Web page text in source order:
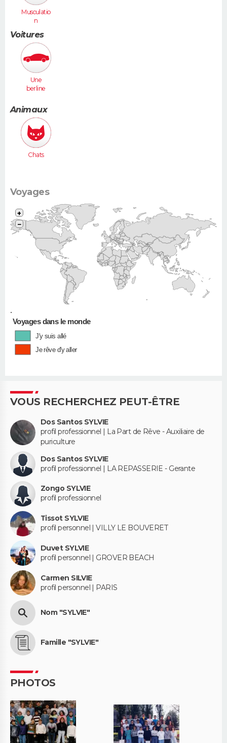
Musculatio
n
Voitures
Une
berline
Animaux
Chats
Voyages
•
+
−
Voyages dans le monde
J'y suis allé
Je rêve d'y aller
VOUS RECHERCHEZ PEUT-ÊTRE
Dos Santos SYLVIE
profil professionnel | La Part de Rêve - Auxiliaire de
puriculture
Dos Santos SYLVIE
profil professionnel | LA REPASSERIE - Gerante
Zongo SYLVIE
profil professionnel
Tissot SYLVIE
profil personnel | VILLY LE BOUVERET
Duvet SYLVIE
profil personnel | GROVER BEACH
Carmen SILVIE
profil personnel | PARIS
Nom "SYLVIE"
Famille "SYLVIE"
PHOTOS